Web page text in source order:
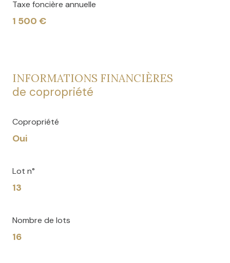
Taxe foncière annuelle
1 500 €
INFORMATIONS FINANCIÈRES
de copropriété
Copropriété
Oui
Lot n°
13
Nombre de lots
16